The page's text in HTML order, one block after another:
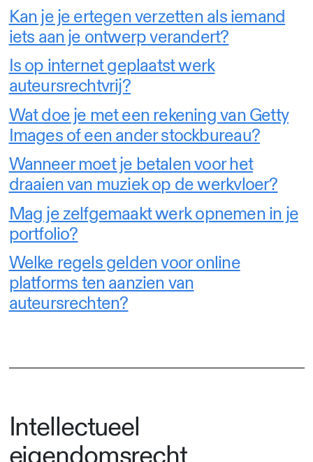
Kan je je ertegen verzetten als iemand
iets aan je ontwerp verandert?
Is op internet geplaatst werk
auteursrechtvrij?
Wat doe je met een rekening van Getty
Images of een ander stockbureau?
Wanneer moet je betalen voor het
draaien van muziek op de werkvloer?
Mag je zelfgemaakt werk opnemen in je
portfolio?
Welke regels gelden voor online
platforms ten aanzien van
auteursrechten?
Intellectueel